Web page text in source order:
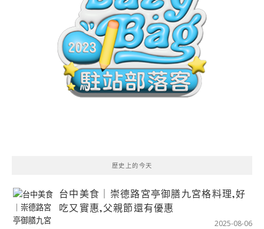
歷史上的今天
台中美食｜崇德路宮亭御膳九宮格料理,好
吃又實惠,父親節還有優惠
2025-08-06